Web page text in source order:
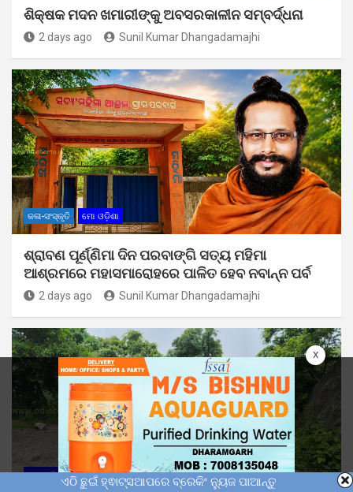
x
ଶିକ୍ଷକ ମଦନ ଖମାରୀଙ୍କୁ ଅବସରକାଳୀନ ସମ୍ବର୍ଦ୍ଧନା
2 days ago Sunil Kumar Dhangadamajhi
କଳା-ସଂସ୍କୃତି ମୋ ଓଡ଼ିଶା
ଶ୍ରାବଣ ପୂର୍ଣ୍ଣିମା ଦିନ ପରବାଙ୍ଗି ସତ୍ୟ ମହିମା
ଆଶ୍ରମରେ ମହାସମାରୋହରେ ପାଳିତ ହେବ ନବାନ୍ନ ପର୍ବ
2 days ago Sunil Kumar Dhangadamajhi
ମୋ ଓଡ଼ିଶାଏଠି ଛୁଇଁ ହ୍ଵାଟ୍ସଆପରେ ବ୍ରେକିଂ ନ୍ୟୁଜ ପାଆନ୍ତୁ